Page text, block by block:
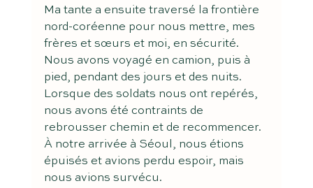
Ma tante a ensuite traversé la frontière
nord-coréenne pour nous mettre, mes
frères et sœurs et moi, en sécurité.
Nous avons voyagé en camion, puis à
pied, pendant des jours et des nuits.
Lorsque des soldats nous ont repérés,
nous avons été contraints de
rebrousser chemin et de recommencer.
À notre arrivée à Séoul, nous étions
épuisés et avions perdu espoir, mais
nous avions survécu.